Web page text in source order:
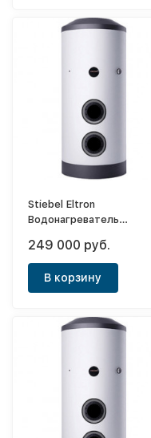
Stiebel Eltron
Водонагреватель
SB 402 S
249 000 руб.
В корзину